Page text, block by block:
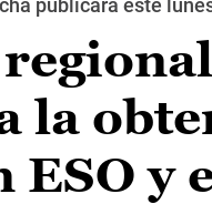
publicará este
la
ESO y